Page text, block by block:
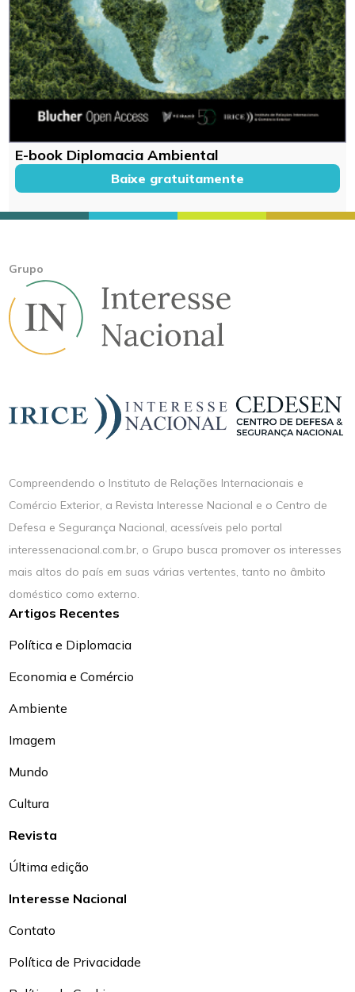
E-book Diplomacia Ambiental
Baixe gratuitamente
Grupo
Compreendendo o Instituto de Relações Internacionais e
Comércio Exterior, a Revista Interesse Nacional e o Centro de
Defesa e Segurança Nacional, acessíveis pelo portal
interessenacional.com.br, o Grupo busca promover os interesses
mais altos do país em suas várias vertentes, tanto no âmbito
doméstico como externo.
Artigos Recentes
Política e Diplomacia
Economia e Comércio
Ambiente
Imagem
Mundo
Cultura
Revista
Última edição
Interesse Nacional
Contato
Política de Privacidade